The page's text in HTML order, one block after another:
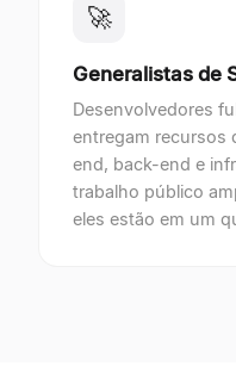
🚀
Generalistas de
Desenvolvedores
entregam
end, back-end e
trabalho público
eles estão em um